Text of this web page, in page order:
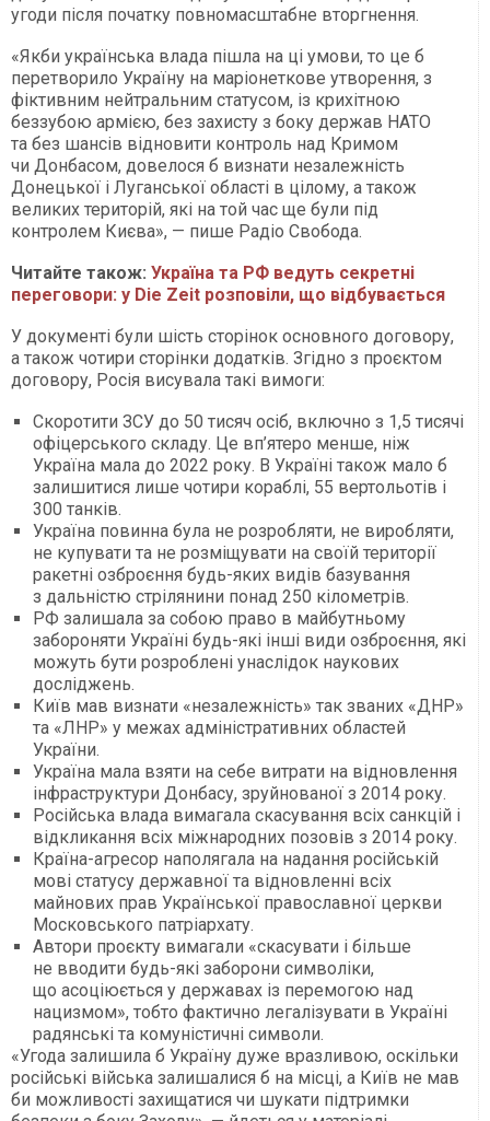
угоди після початку повномасштабне вторгнення.
«Якби українська влада пішла на ці умови, то це б
перетворило Україну на маріонеткове утворення, з
фіктивним нейтральним статусом, із крихітною
беззубою армією, без захисту з боку держав НАТО
та без шансів відновити контроль над Кримом
чи Донбасом, довелося б визнати незалежність
Донецької і Луганської області в цілому, а також
великих територій, які на той час ще були під
контролем Києва», — пише Радіо Свобода.
Читайте також: Україна та РФ ведуть секретні
переговори: у Die Zeit розповіли, що відбувається
У документі були шість сторінок основного договору,
а також чотири сторінки додатків. Згідно з проєктом
договору, Росія висувала такі вимоги:
Скоротити ЗСУ до 50 тисяч осіб, включно з 1,5 тисячі
офіцерського складу. Це вп’ятеро менше, ніж
Україна мала до 2022 року. В Україні також мало б
залишитися лише чотири кораблі, 55 вертольотів і
300 танків.
Україна повинна була не розробляти, не виробляти,
не купувати та не розміщувати на своїй території
ракетні озброєння будь-яких видів базування
з дальністю стрілянини понад 250 кілометрів.
РФ залишала за собою право в майбутньому
забороняти Україні будь-які інші види озброєння, які
можуть бути розроблені унаслідок наукових
досліджень.
Київ мав визнати «незалежність» так званих «ДНР»
та «ЛНР» у межах адміністративних областей
України.
Україна мала взяти на себе витрати на відновлення
інфраструктури Донбасу, зруйнованої з 2014 року.
Російська влада вимагала скасування всіх санкцій і
відкликання всіх міжнародних позовів з 2014 року.
Країна-агресор наполягала на надання російській
мові статусу державної та відновленні всіх
майнових прав Української православної церкви
Московського патріархату.
Автори проєкту вимагали «скасувати і більше
не вводити будь-які заборони символіки,
що асоціюється у державах із перемогою над
нацизмом», тобто фактично легалізувати в Україні
радянські та комуністичні символи.
«Угода залишила б Україну дуже вразливою, оскільки
російські війська залишалися б на місці, а Київ не мав
би можливості захищатися чи шукати підтримки